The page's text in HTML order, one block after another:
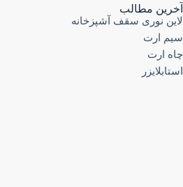
آخرین مطالب
لاین نوری سقف آشپزخانه
سیم ارت
چاه ارت
استابلایزر